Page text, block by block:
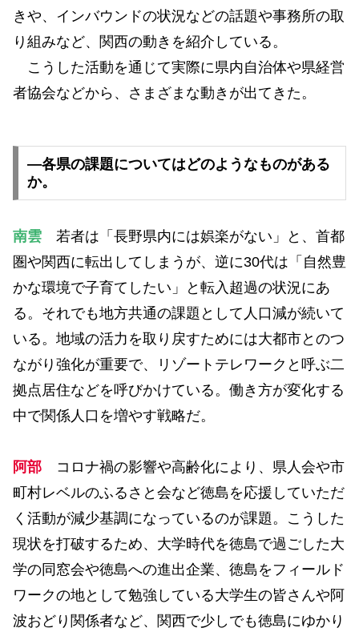
きや、インバウンドの状況などの話題や事務所の取
り組みなど、関西の動きを紹介している。
こうした活動を通じて実際に県内自治体や県経営
者協会などから、さまざまな動きが出てきた。
―各県の課題についてはどのようなものがある
か。
南雲 若者は「長野県内には娯楽がない」と、首都
圏や関西に転出してしまうが、逆に30代は「自然豊
かな環境で子育てしたい」と転入超過の状況にあ
る。それでも地方共通の課題として人口減が続いて
いる。地域の活力を取り戻すためには大都市とのつ
ながり強化が重要で、リゾートテレワークと呼ぶ二
拠点居住などを呼びかけている。働き方が変化する
中で関係人口を増やす戦略だ。
阿部 コロナ禍の影響や高齢化により、県人会や市
町村レベルのふるさと会など徳島を応援していただ
く活動が減少基調になっているのが課題。こうした
現状を打破するため、大学時代を徳島で過ごした大
学の同窓会や徳島への進出企業、徳島をフィールド
ワークの地として勉強している大学生の皆さんや阿
波おどり関係者など、関西で少しでも徳島にゆかり